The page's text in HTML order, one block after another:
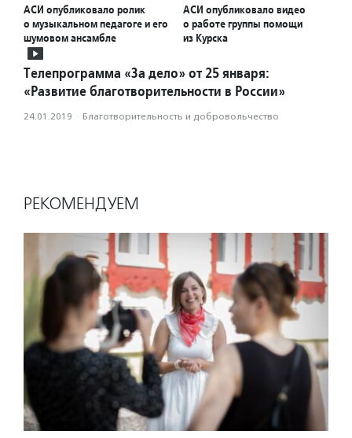
АСИ опубликовало ролик
о музыкальном педагоге и его
шумовом ансамбле
АСИ опубликовало видео
о работе группы помощи
из Курска
Телепрограмма «За дело» от 25 января:
«Развитие благотворительности в России»
24.01.2019 · Благотвори­тель­ность и доброволь­чест­во
РЕКОМЕНДУЕМ